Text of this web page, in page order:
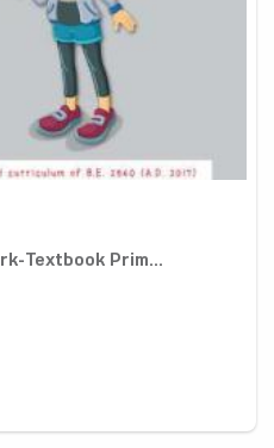
Textbook Prim...